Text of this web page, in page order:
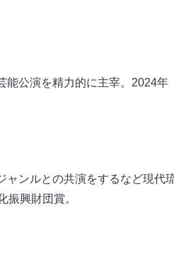
能公演を精力的に主宰。2024年
ャンルとの共演をするなど現代
興財団賞。